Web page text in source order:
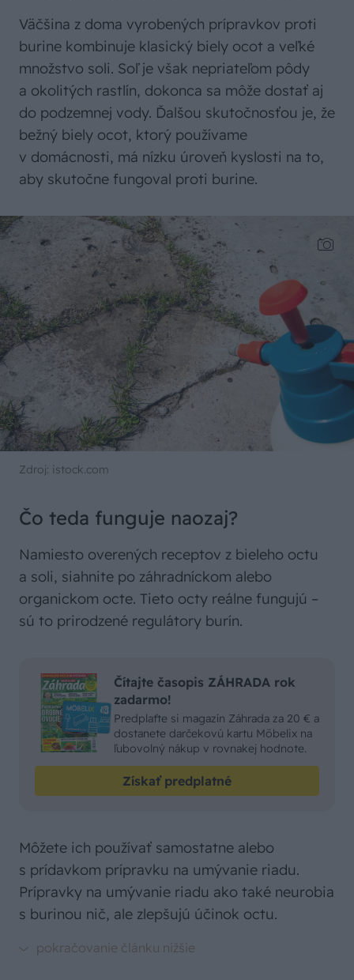
Väčšina z doma vyrobených prípravkov proti
burine kombinuje klasický biely ocot a veľké
množstvo soli. Soľ je však nepriateľom pôdy
a okolitých rastlín, dokonca sa môže dostať aj
do podzemnej vody. Ďalšou skutočnosťou je, že
bežný biely ocot, ktorý používame
v domácnosti, má nízku úroveň kyslosti na to,
aby skutočne fungoval proti burine.
Zdroj: istock.com
Čo teda funguje naozaj?
Namiesto overených receptov z bieleho octu
a soli, siahnite po záhradníckom alebo
organickom octe. Tieto octy reálne fungujú –
sú to prirodzené regulátory burín.
Čítajte časopis ZÁHRADA rok
zadarmo!
Predplaťte si magazín Záhrada za 20 € a
dostanete darčekovú kartu Möbelix na
ľubovolný nákup v rovnakej hodnote.
Získať predplatné
Môžete ich používať samostatne alebo
s prídavkom prípravku na umývanie riadu.
Prípravky na umývanie riadu ako také neurobia
s burinou nič, ale zlepšujú účinok octu.